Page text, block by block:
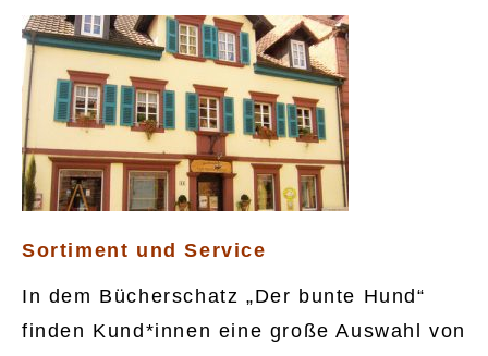
Sortiment und Service
In dem Bücherschatz „Der bunte Hund“
finden Kund*innen eine große Auswahl von